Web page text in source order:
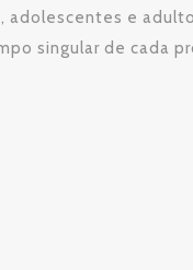
adolescentes e
singular de cada